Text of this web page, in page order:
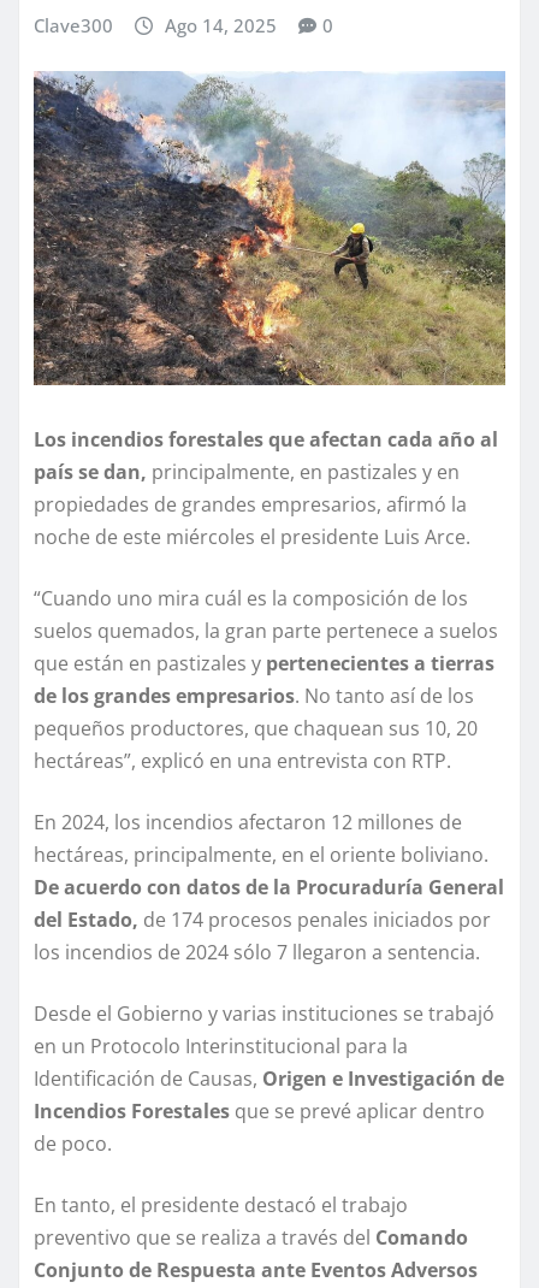
Clave300 Ago 14, 2025 0
Los incendios forestales que afectan cada año al
país se dan, principalmente, en pastizales y en
propiedades de grandes empresarios, afirmó la
noche de este miércoles el presidente Luis Arce.
“Cuando uno mira cuál es la composición de los
suelos quemados, la gran parte pertenece a suelos
que están en pastizales y pertenecientes a tierras
de los grandes empresarios. No tanto así de los
pequeños productores, que chaquean sus 10, 20
hectáreas”, explicó en una entrevista con RTP.
En 2024, los incendios afectaron 12 millones de
hectáreas, principalmente, en el oriente boliviano.
De acuerdo con datos de la Procuraduría General
del Estado, de 174 procesos penales iniciados por
los incendios de 2024 sólo 7 llegaron a sentencia.
Desde el Gobierno y varias instituciones se trabajó
en un Protocolo Interinstitucional para la
Identificación de Causas, Origen e Investigación de
Incendios Forestales que se prevé aplicar dentro
de poco.
En tanto, el presidente destacó el trabajo
preventivo que se realiza a través del Comando
Conjunto de Respuesta ante Eventos Adversos